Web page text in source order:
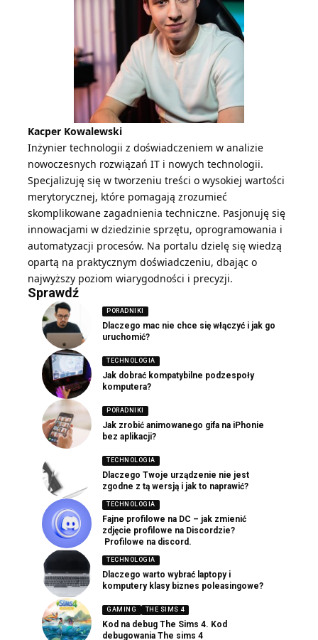
Kacper Kowalewski
Inżynier technologii z doświadczeniem w analizie
nowoczesnych rozwiązań IT i nowych technologii.
Specjalizuję się w tworzeniu treści o wysokiej wartości
merytorycznej, które pomagają zrozumieć
skomplikowane zagadnienia techniczne. Pasjonuję się
innowacjami w dziedzinie sprzętu, oprogramowania i
automatyzacji procesów. Na portalu dzielę się wiedzą
opartą na praktycznym doświadczeniu, dbając o
najwyższy poziom wiarygodności i precyzji.
Sprawdź
PORADNIKI
Dlaczego mac nie chce się włączyć i jak go
uruchomić?
TECHNOLOGIA
Jak dobrać kompatybilne podzespoły
komputera?
PORADNIKI
Jak zrobić animowanego gifa na iPhonie
bez aplikacji?
TECHNOLOGIA
Dlaczego Twoje urządzenie nie jest
zgodne z tą wersją i jak to naprawić?
TECHNOLOGIA
Fajne profilowe na DC – jak zmienić
zdjęcie profilowe na Discordzie?
Profilowe na discord.
TECHNOLOGIA
Dlaczego warto wybrać laptopy i
komputery klasy biznes poleasingowe?
GAMING THE SIMS 4
Kod na debug The Sims 4. Kod
debugowania The sims 4